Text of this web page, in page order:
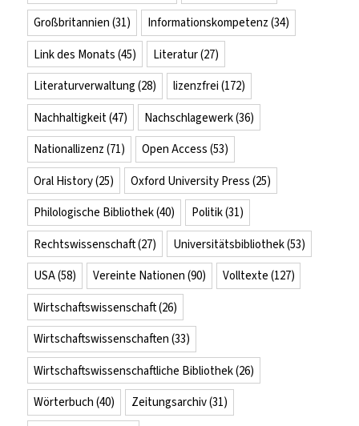
Großbritannien (31) Informationskompetenz (34)
Link des Monats (45) Literatur(27)
Literaturverwaltung (28) lizenzfrei (172)
Nachhaltigkeit(47) Nachschlagewerk(36)
Nationallizenz (71) Open Access (53)
Oral History(25) Oxford University Press (25)
Philologische Bibliothek(40) Politik(31)
Rechtswissenschaft(27) Universitätsbibliothek(53)
USA(58) Vereinte Nationen (90) Volltexte (127)
Wirtschaftswissenschaft(26)
Wirtschaftswissenschaften (33)
Wirtschaftswissenschaftliche Bibliothek(26)
Wörterbuch (40) Zeitungsarchiv(31)